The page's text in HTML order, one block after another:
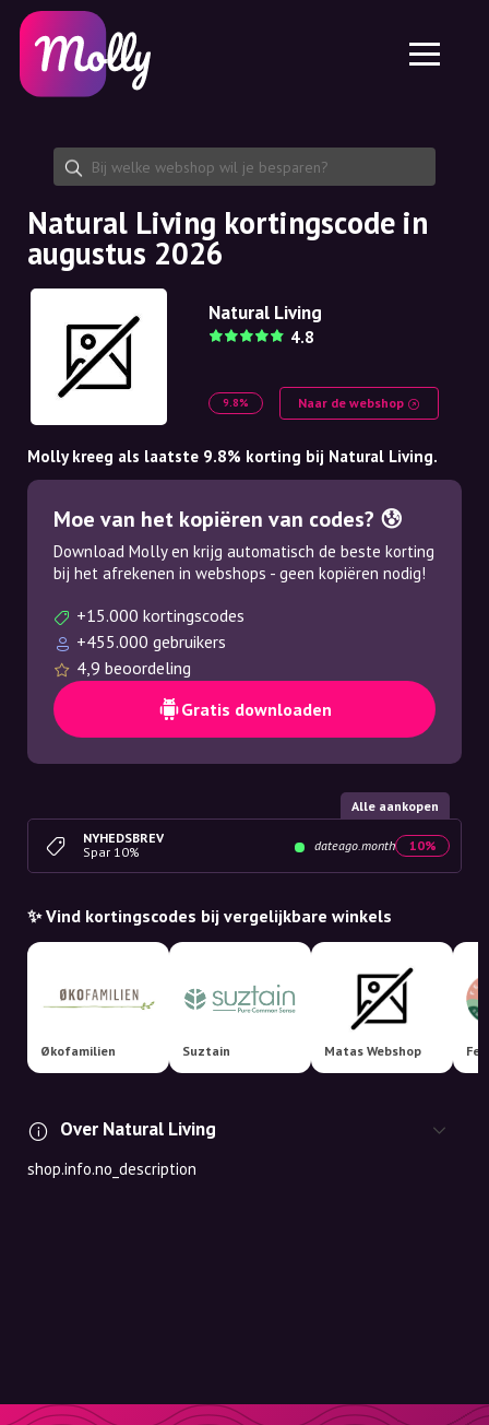
Huidverzorging
Haarverzorging
Kortingscode delen
Functies
Jobs
Over ons
Samenwerking
Platform
Molly voor iPhone en iPad
Molly voor Android
NL
EN
NO
NL
Natural Living kortingscode in
augustus 2026
Natural Living
4.8
9.8% Naar de webshop
Molly kreeg als laatste 9.8% korting bij Natural Living.
Moe van het kopiëren van codes? 😰
Download Molly en krijg automatisch de beste korting
bij het afrekenen in webshops - geen kopiëren nodig!
+15.000 kortingscodes
+455.000 gebruikers
4,9 beoordeling
Gratis downloaden
Alle aankopen
NYHEDSBREV
Spar 10%
dateago.month 10%
✨ Vind kortingscodes bij vergelijkbare winkels
Økofamilien Suztain Matas Webshop
Over Natural Living
shop.info.no_description